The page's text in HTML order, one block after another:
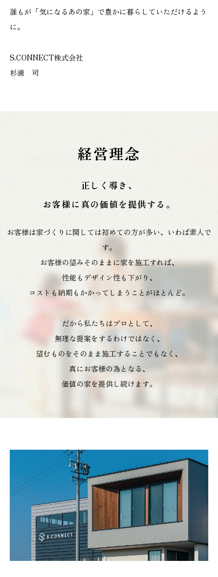
誰もが「気になるあの家」で豊かに暮らしていただけるよう
に。
S.CONNECT株式会社
杉浦 司
経営理念
正しく導き、
お客様に真の価値を提供する。
お客様は家づくりに関しては初めての方が多い、いわば素人で
す。
お客様の望みそのままに家を施工すれば、
性能もデザイン性も下がり、
コストも納期もかかってしまうことがほとんど。
だから私たちはプロとして、
無理な提案をするわけではなく、
望むものをそのまま施工することでもなく、
真にお客様の為となる、
価値の家を提供し続けます。